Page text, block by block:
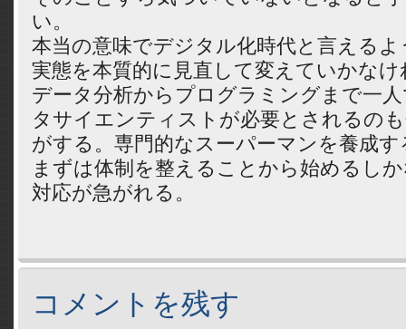
い。
本当の意味でデジタル化時代と言える
実態を本質的に見直して変えていかな
データ分析からプログラミングまで一
タサイエンティストが必要とされるの
がする。専門的なスーパーマンを養成
まずは体制を整えることから始めるし
対応が急がれる。
コメントを残す